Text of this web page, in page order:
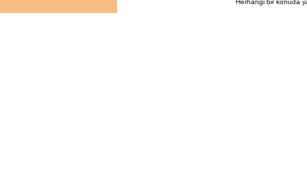
Herhangi bir konuda